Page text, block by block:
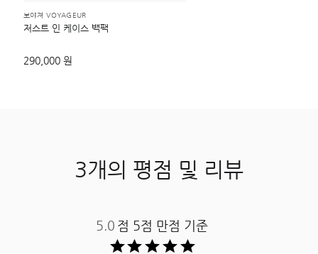
보야져 VOYAGEUR
저스트 인 케이스 백팩
290,000 원
3개의 평점 및 리뷰
5.0 점 5점 만점 기준 ​